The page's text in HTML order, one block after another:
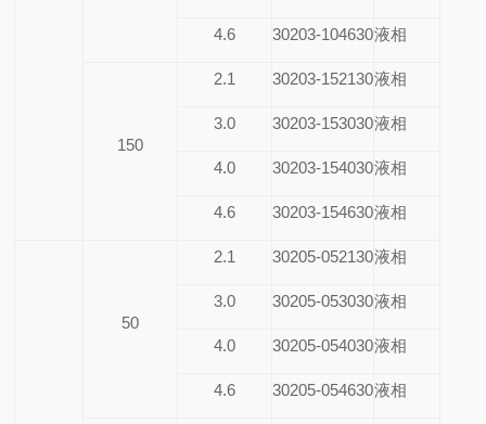
4.6 30203-104630液相
150
2.1 30203-152130液相
3.0 30203-153030液相
4.0 30203-154030液相
4.6 30203-154630液相
50
2.1 30205-052130液相
3.0 30205-053030液相
4.0 30205-054030液相
4.6 30205-054630液相